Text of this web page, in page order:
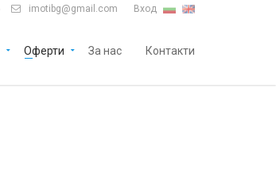
 imotibg@gmail.com Вход
Оферти За нас Контакти